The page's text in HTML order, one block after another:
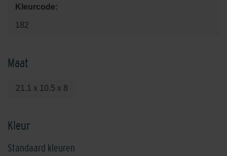
Kleurcode:
182
Maat
21.1 x 10.5 x 8
Kleur
Standaard kleuren